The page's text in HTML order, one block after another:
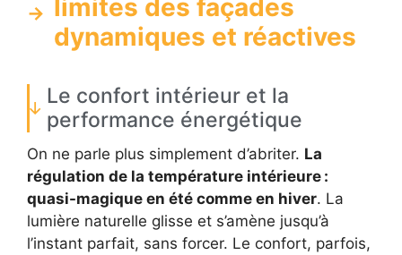
limites des façades
dynamiques et réactives
Le confort intérieur et la
performance énergétique
On ne parle plus simplement d’abriter. La
régulation de la température intérieure :
quasi-magique en été comme en hiver. La
lumière naturelle glisse et s’amène jusqu’à
l’instant parfait, sans forcer. Le confort, parfois,